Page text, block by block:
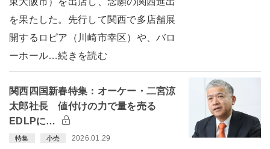
を果たした。先行して関西で多店舗展
開するロピア（川崎市幸区）や、バロ
ーホール…続きを読む
関西四国新春特集：オーケー・二宮涼
太郎社長 値付けの力で量を売る
EDLPに…
特集 小売 2026.01.29